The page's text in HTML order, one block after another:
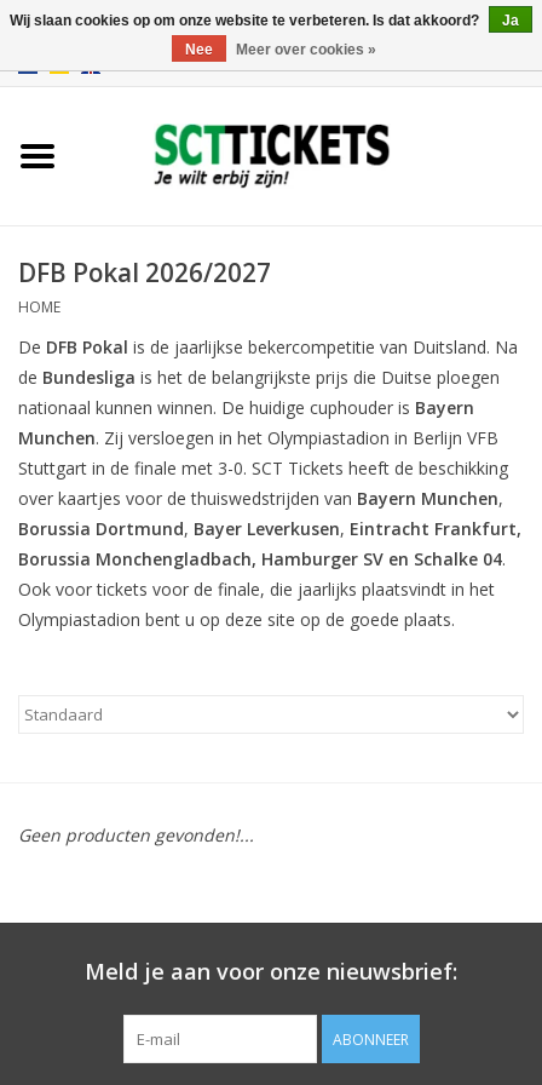
Frankrijk
DFB Pokal 2026/2027
HOME
De DFB Pokal is de jaarlijkse bekercompetitie van Duitsland. Na
de Bundesliga is het de belangrijkste prijs die Duitse ploegen
nationaal kunnen winnen. De huidige cuphouder is Bayern
Munchen. Zij versloegen in het Olympiastadion in Berlijn VFB
Stuttgart in de finale met 3-0. SCT Tickets heeft de beschikking
over kaartjes voor de thuiswedstrijden van Bayern Munchen,
Borussia Dortmund, Bayer Leverkusen, Eintracht Frankfurt,
Borussia Monchengladbach, Hamburger SV en Schalke 04.
Ook voor tickets voor de finale, die jaarlijks plaatsvindt in het
Olympiastadion bent u op deze site op de goede plaats.
Geen producten gevonden!...
Meld je aan voor onze nieuwsbrief:
ABONNEER
Wij slaan cookies op om onze website te verbeteren. Is dat akkoord?
Ja
Nee
Meer over cookies »